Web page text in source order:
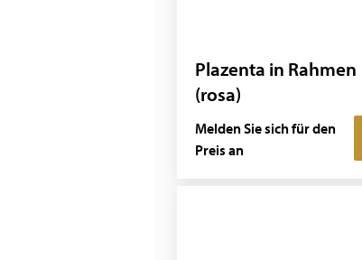
Plazenta in Rahmen
(rosa)
Melden Sie sich für den
Preis an